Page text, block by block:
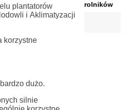
plantatorów
i Aklimatyzacji
korzystne
dużo.
silnie
rolników